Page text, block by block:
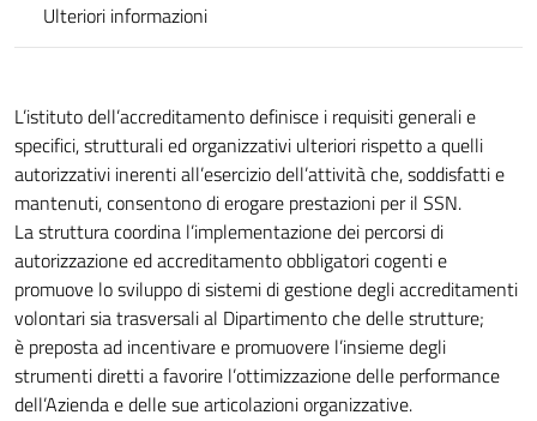
Ulteriori informazioni
L’istituto dell’accreditamento definisce i requisiti generali e
specifici, strutturali ed organizzativi ulteriori rispetto a quelli
autorizzativi inerenti all’esercizio dell’attività che, soddisfatti e
mantenuti, consentono di erogare prestazioni per il SSN.
La struttura coordina l’implementazione dei percorsi di
autorizzazione ed accreditamento obbligatori cogenti e
promuove lo sviluppo di sistemi di gestione degli accreditamenti
volontari sia trasversali al Dipartimento che delle strutture;
è preposta ad incentivare e promuovere l’insieme degli
strumenti diretti a favorire l’ottimizzazione delle performance
dell’Azienda e delle sue articolazioni organizzative.